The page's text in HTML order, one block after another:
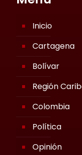
Inicio
Cartagena
Bolívar
Región
Colombia
Política
Opinión